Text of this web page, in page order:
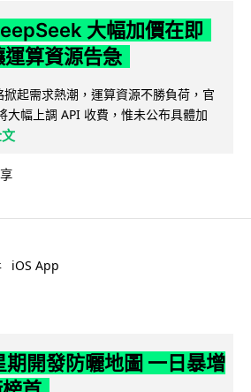
大幅加價在即
算資源告急
起需求熱潮，運算資源不勝負荷，官
大幅上調 API 收費，惟未公布具體加
iOS App
期開發防曬地圖 一日暴增